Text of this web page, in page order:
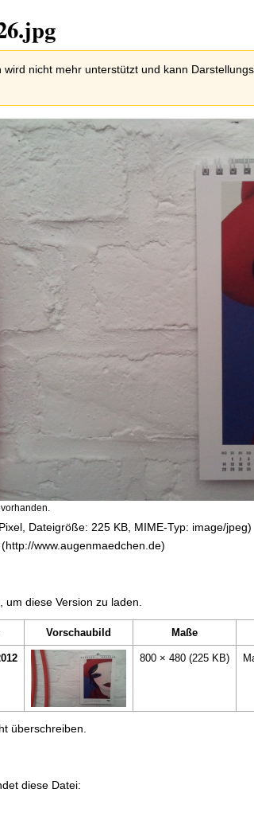
wird nicht mehr unterstützt und kann
Dateigröße: 225 KB, MIME-Typ: image/jpeg)
um diese Version zu laden.
Vorschaubild Maße
800 × 480 (225 KB)
überschreiben.
diese Datei: